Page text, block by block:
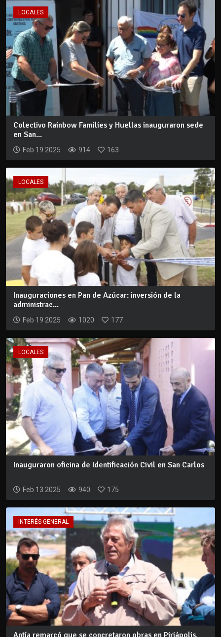
LOCALES
Colectivo Rainbow Families y Huellas inauguraron sede
en San...
Feb 19 2025 914 163
LOCALES
Inauguraciones en Pan de Azúcar: inversión de la
administrac...
Feb 19 2025 1020 177
LOCALES
Inauguraron oficina de Identificación Civil en San Carlos
Feb 13 2025 940 175
INTERÉS GENERAL
Antía remarcó que se concretaron obras en Piriápolis,